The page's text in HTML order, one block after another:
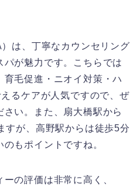
は、丁寧なカウンセリング
が魅力です。こちらでは
毛促進・ニオイ対策・ハ
えるケアが人気ですので、ぜ
い。また、扇大橋駅から
すが、高野駅からは徒歩5分
もポイントですね。
の評価は非常に高く、